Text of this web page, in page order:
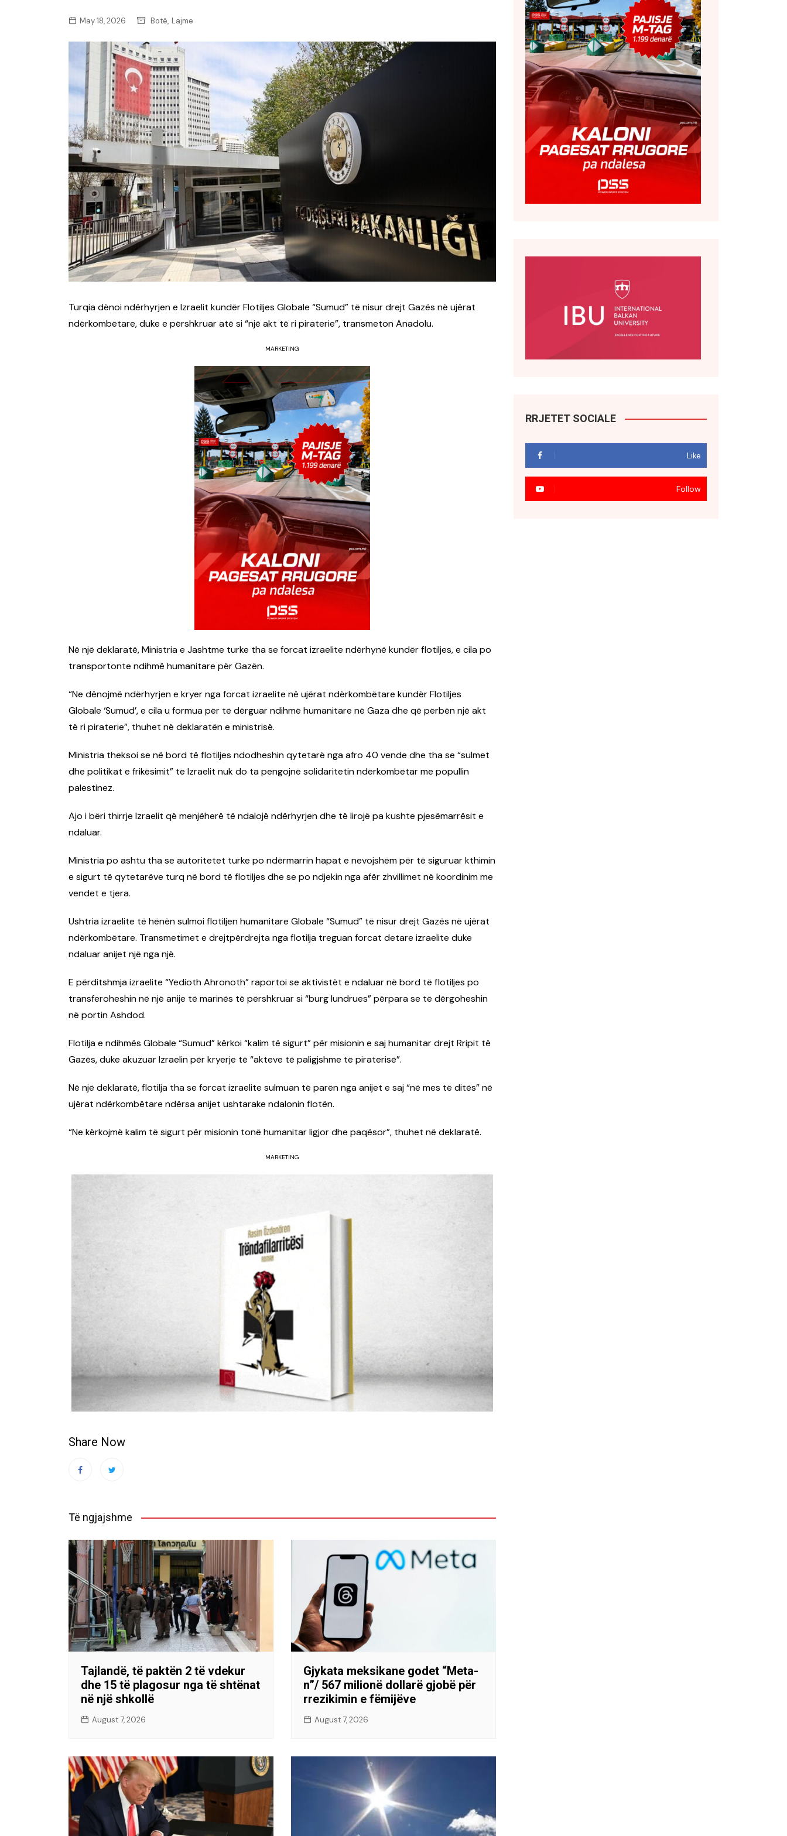
INTERVISTA EMISION
May 18, 2026 Botë, Lajme
Turqia dënoi ndërhyrjen e Izraelit kundër Flotiljes Globale “Sumud” të nisur drejt Gazës në ujërat
ndërkombëtare, duke e përshkruar atë si “një akt të ri piraterie”, transmeton Anadolu.
MARKETING
Në një deklaratë, Ministria e Jashtme turke tha se forcat izraelite ndërhynë kundër flotiljes, e cila po
transportonte ndihmë humanitare për Gazën.
“Ne dënojmë ndërhyrjen e kryer nga forcat izraelite në ujërat ndërkombëtare kundër Flotiljes
Globale ‘Sumud’, e cila u formua për të dërguar ndihmë humanitare në Gaza dhe që përbën një akt
të ri piraterie”, thuhet në deklaratën e ministrisë.
Ministria theksoi se në bord të flotiljes ndodheshin qytetarë nga afro 40 vende dhe tha se “sulmet
dhe politikat e frikësimit” të Izraelit nuk do ta pengojnë solidaritetin ndërkombëtar me popullin
palestinez.
Ajo i bëri thirrje Izraelit që menjëherë të ndalojë ndërhyrjen dhe të lirojë pa kushte pjesëmarrësit e
ndaluar.
Ministria po ashtu tha se autoritetet turke po ndërmarrin hapat e nevojshëm për të siguruar kthimin
e sigurt të qytetarëve turq në bord të flotiljes dhe se po ndjekin nga afër zhvillimet në koordinim me
vendet e tjera.
Ushtria izraelite të hënën sulmoi flotiljen humanitare Globale “Sumud” të nisur drejt Gazës në ujërat
ndërkombëtare. Transmetimet e drejtpërdrejta nga flotilja treguan forcat detare izraelite duke
ndaluar anijet një nga një.
E përditshmja izraelite “Yedioth Ahronoth” raportoi se aktivistët e ndaluar në bord të flotiljes po
transferoheshin në një anije të marinës të përshkruar si “burg lundrues” përpara se të dërgoheshin
në portin Ashdod.
Flotilja e ndihmës Globale “Sumud” kërkoi “kalim të sigurt” për misionin e saj humanitar drejt Rripit të
Gazës, duke akuzuar Izraelin për kryerje të “akteve të paligjshme të piraterisë”.
Në një deklaratë, flotilja tha se forcat izraelite sulmuan të parën nga anijet e saj “në mes të ditës” në
ujërat ndërkombëtare ndërsa anijet ushtarake ndalonin flotën.
“Ne kërkojmë kalim të sigurt për misionin tonë humanitar ligjor dhe paqësor”, thuhet në deklaratë.
MARKETING
Share Now
Të ngjajshme
Tajlandë, të paktën 2 të vdekur
dhe 15 të plagosur nga të shtënat
në një shkollë
August 7, 2026
Gjykata meksikane godet “Meta-
n”/ 567 milionë dollarë gjobë për
rrezikimin e fëmijëve
August 7, 2026
RRJETET SOCIALE
Like
Follow